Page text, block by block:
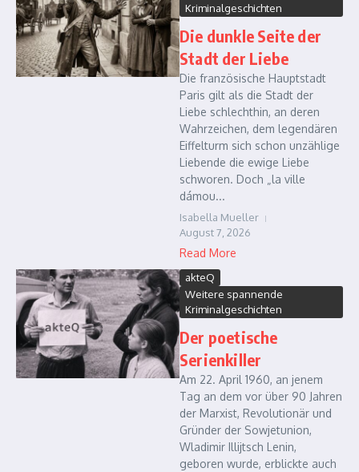
Kriminalgeschichten
Die dunkle Seite der
Stadt der Liebe
Die französische Hauptstadt
Paris gilt als die Stadt der
Liebe schlechthin, an deren
Wahrzeichen, dem legendären
Eiffelturm sich schon unzählige
Liebende die ewige Liebe
schworen. Doch „la ville
dámou...
Isabella Mueller
August 7, 2026
Read More
akteQ
Weitere spannende
Kriminalgeschichten
Der poetische
Serienkiller
Am 22. April 1960, an jenem
Tag an dem vor über 90 Jahren
der Marxist, Revolutionär und
Gründer der Sowjetunion,
Wladimir Illijtsch Lenin,
geboren wurde, erblickte auch